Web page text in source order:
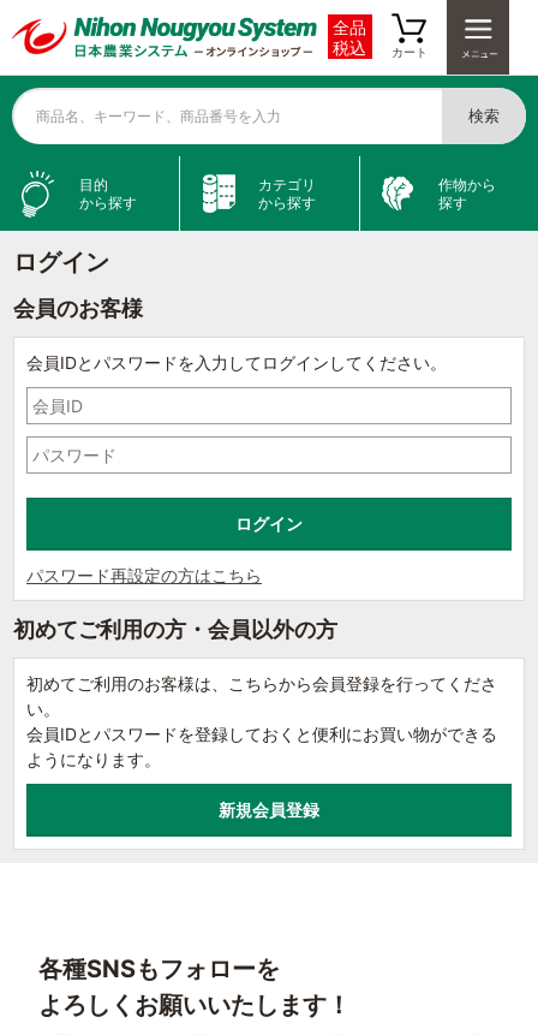
全品
税込
カート
商品名、キーワード、商品番号を入力 検索
目的
から探す
カテゴリ
から探す
作物から
探す
ログイン
会員のお客様
会員IDとパスワードを入力してログインしてください。
パスワード再設定の方はこちら
初めてご利用の方・会員以外の方
初めてご利用のお客様は、こちらから会員登録を行ってくださ
い。
会員IDとパスワードを登録しておくと便利にお買い物ができる
ようになります。
各種SNSもフォローを
よろしくお願いいたします！